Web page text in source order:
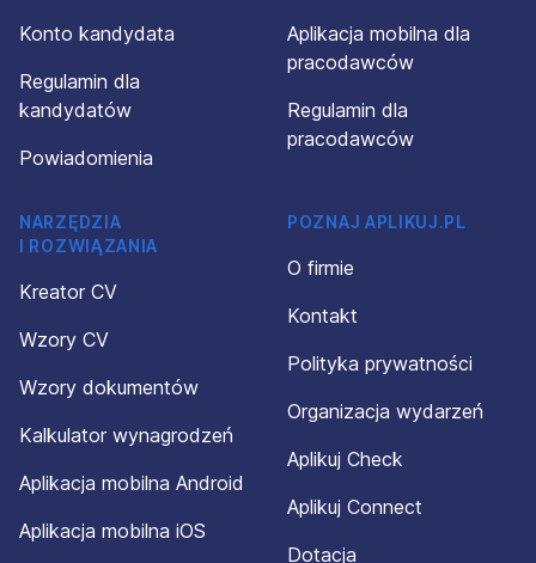
Konto kandydata
Regulamin dla
kandydatów
Powiadomienia
Aplikacja mobilna dla
pracodawców
Regulamin dla
pracodawców
NARZĘDZIA
I ROZWIĄZANIA
Kreator CV
Wzory CV
Wzory dokumentów
Kalkulator wynagrodzeń
Aplikacja mobilna Android
Aplikacja mobilna iOS
POZNAJ APLIKUJ.PL
O firmie
Kontakt
Polityka prywatności
Organizacja wydarzeń
Aplikuj Check
Aplikuj Connect
Dotacja